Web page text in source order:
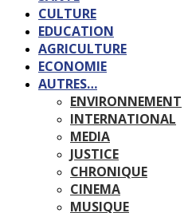
CULTURE
EDUCATION
AGRICULTURE
ECONOMIE
AUTRES…
ENVIRONNEMENT
INTERNATIONAL
MEDIA
JUSTICE
CHRONIQUE
CINEMA
MUSIQUE